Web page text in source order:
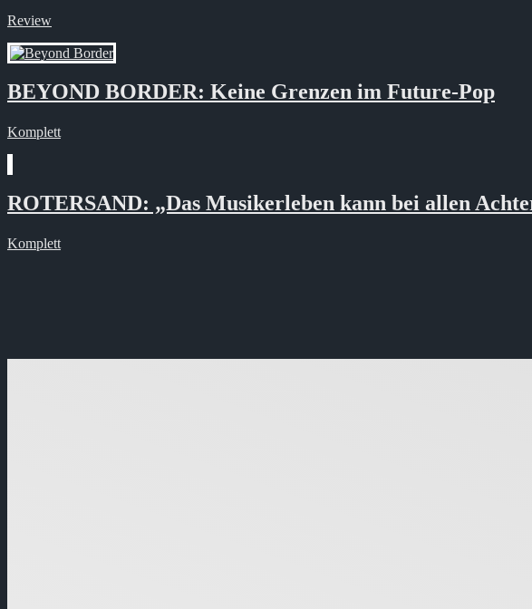
Review
BEYOND BORDER: Keine Grenzen im Future-Pop
Komplett
ROTERSAND: „Das Musikerleben kann bei allen
Komplett